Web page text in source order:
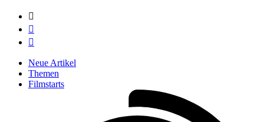



Neue Artikel
Themen
Filmstarts